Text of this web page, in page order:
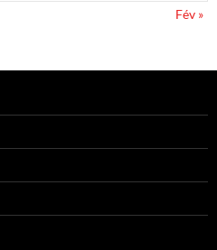
Fév »